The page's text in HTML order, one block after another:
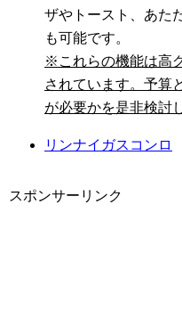
ザやトースト、あた
も可能です。
※これらの機能は高
されています。予算
が必要かを是非検討
リンナイガスコンロ
スポンサーリンク